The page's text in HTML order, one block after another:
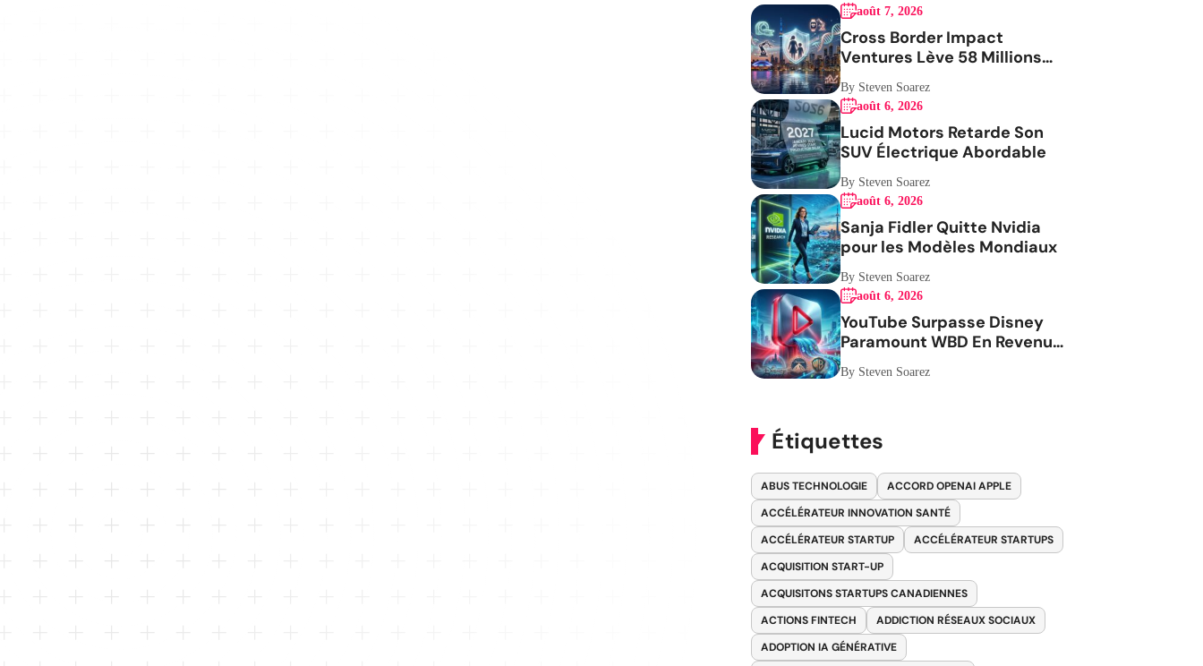
août 7, 2026
Cross Border Impact
Ventures Lève 58 Millions
USD Pour Santé Femmes
By Steven Soarez
août 6, 2026
Lucid Motors Retarde Son
SUV Électrique Abordable
By Steven Soarez
août 6, 2026
Sanja Fidler Quitte Nvidia
pour les Modèles Mondiaux
By Steven Soarez
août 6, 2026
YouTube Surpasse Disney
Paramount WBD En Revenus
Publicitaires
By Steven Soarez
Étiquettes
ABUS TECHNOLOGIE
ACCORD OPENAI APPLE
ACCÉLÉRATEUR INNOVATION SANTÉ
ACCÉLÉRATEUR STARTUP
ACCÉLÉRATEUR STARTUPS
ACQUISITION START-UP
ACQUISITONS STARTUPS CANADIENNES
ACTIONS FINTECH
ADDICTION RÉSEAUX SOCIAUX
ADOPTION IA GÉNÉRATIVE